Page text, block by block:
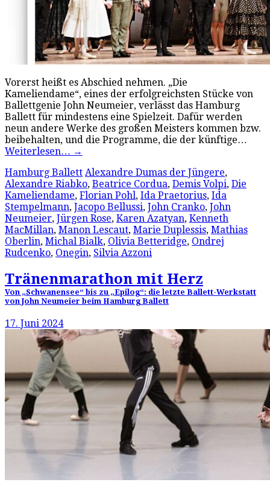
Vorerst heißt es Abschied nehmen. „Die
Kameliendame“, eines der erfolgreichsten Stücke von
Ballettgenie John Neumeier, verlässt das Hamburg
Ballett für mindestens eine Spielzeit. Dafür werden
neun andere Werke des großen Meisters kommen bzw.
beibehalten, und die Programme, die der künftige…
Weiterlesen… →
Hamburg Ballett Alexandre Dumas der Jüngere,
Alexandre Riabko, Beatrice Cordua, Demis Volpi, Die
Kameliendame, Florian Pohl, Ida Praetorius, Ida
Stempelmann, Jacopo Bellussi, John Cranko, John
Neumeier, Jürgen Rose, Karen Azatyan, Kenneth
MacMillan, Manon Lescaut, Marie Duplessis, Mathias
Oberlin, Michal Bialk, Olivia Betteridge, Ondrej
Rudcenko, Onegin, Silvia Azzoni
Tränenmarathon mit Herz
Von „Schwanensee“ bis zu „Epilog“: die letzte Ballett-Werkstatt
von John Neumeier beim Hamburg Ballett
17. Juni 2024